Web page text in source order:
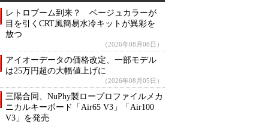
レトロブーム到来？ ベージュカラーが
目を引くCRT風簡易水冷キットが異彩を
放つ
（2026年08月08日）
アイオーデータの価格改定、一部モデル
は25万円超の大幅値上げに
（2026年08月05日）
三陽合同、NuPhy製ロープロファイルメカ
ニカルキーボード「Air65 V3」「Air100
V3」を発売